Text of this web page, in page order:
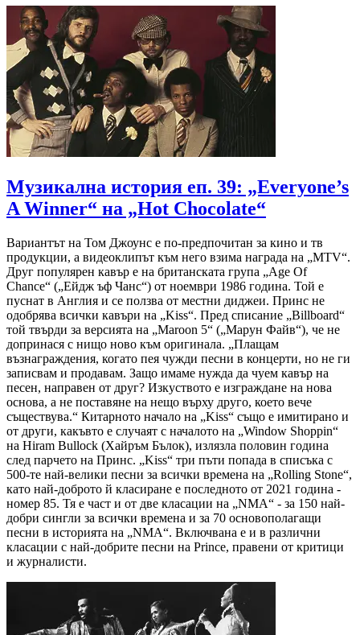
Музикална история еп. 39: „Everyone’s
A Winner“ на „Hot Chocolate“
Вариантът на Том Джоунс е по-предпочитан за кино и тв
продукции, а видеоклипът към него взима награда на „MTV“.
Друг популярен кавър е на британската група „Age Of
Chance“ („Ейдж ъф Чанс“) от ноември 1986 година. Той е
пуснат в Англия и се ползва от местни диджеи. Принс не
одобрява всички кавъри на „Kiss“. Пред списание „Billboard“
той твърди за версията на „Maroon 5“ („Марун Файв“), че не
допринася с нищо ново към оригинала. „Плащам
възнаграждения, когато пея чужди песни в концерти, но не ги
записвам и продавам. Защо имаме нужда да чуем кавър на
песен, направен от друг? Изкуството е изграждане на нова
основа, а не поставяне на нещо върху друго, което вече
съществува.“ Китарното начало на „Kiss“ също е имитирано и
от други, какъвто е случаят с началото на „Window Shoppin“
на Hiram Bullock (Хайръм Бълок), излязла половин година
след парчето на Принс. „Kiss“ три пъти попада в списъка с
500-те най-велики песни за всички времена на „Rolling Stone“,
като най-доброто й класиране е последното от 2021 година -
номер 85. Тя е част и от две класации на „NMA“ - за 150 най-
добри сингли за всички времена и за 70 основополагащи
песни в историята на „NMA“. Включвана е и в различни
класации с най-добрите песни на Prince, правени от критици
и журналисти.